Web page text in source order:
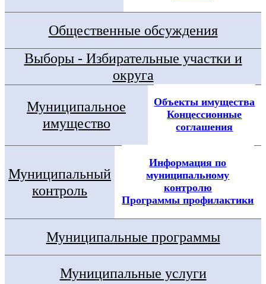
Общественные обсуждения
Выборы - Избирательные участки и
округа
Муниципальное
имущество
Объекты имущества
Концессионные
соглашения
Муниципальный
контроль
Информация по
муниципальному
контролю
Программы профилактики
Муниципальные программы
Муниципальные услуги